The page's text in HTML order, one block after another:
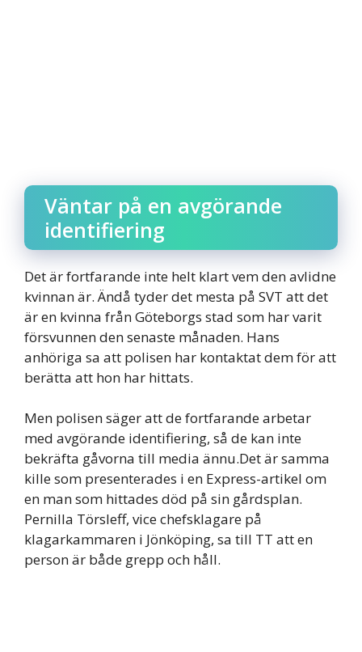
Väntar på en avgörande
identifiering
Det är fortfarande inte helt klart vem den avlidne
kvinnan är. Ändå tyder det mesta på SVT att det
är en kvinna från Göteborgs stad som har varit
försvunnen den senaste månaden. Hans
anhöriga sa att polisen har kontaktat dem för att
berätta att hon har hittats.
Men polisen säger att de fortfarande arbetar
med avgörande identifiering, så de kan inte
bekräfta gåvorna till media ännu.Det är samma
kille som presenterades i en Express-artikel om
en man som hittades död på sin gårdsplan.
Pernilla Törsleff, vice chefsklagare på
klagarkammaren i Jönköping, sa till TT att en
person är både grepp och håll.